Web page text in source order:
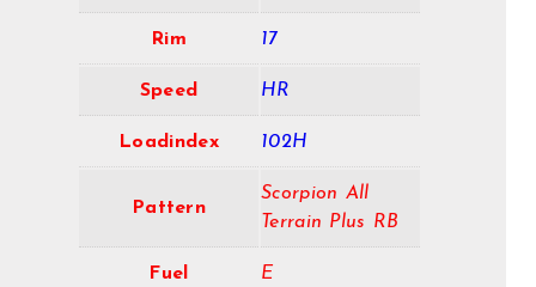
Rim 17
Speed HR
Loadindex 102H
Pattern
Scorpion All
Terrain Plus RB
Fuel E